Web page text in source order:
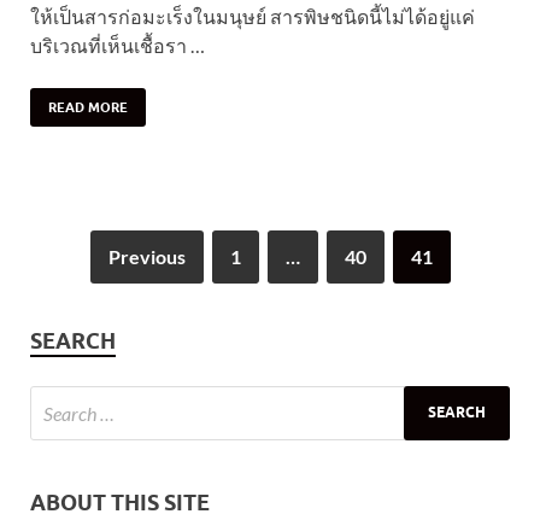
ให้เป็นสารก่อมะเร็งในมนุษย์ สารพิษชนิดนี้ไม่ได้อยู่แค่
บริเวณที่เห็นเชื้อรา …
READ MORE
Previous 1 … 40 41
SEARCH
ABOUT THIS SITE